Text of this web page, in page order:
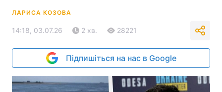
ЛАРИСА КОЗОВА
14:18, 03.07.26 2 хв. 28221
Підпишіться на нас в Google